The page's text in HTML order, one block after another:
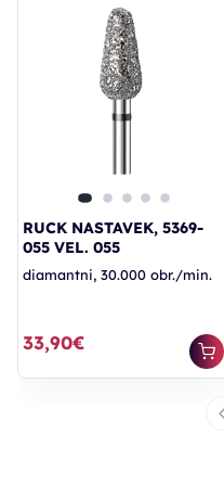
RUCK NASTAVEK, 5369-
055 VEL. 055
diamantni, 30.000 obr./min.
33,90€